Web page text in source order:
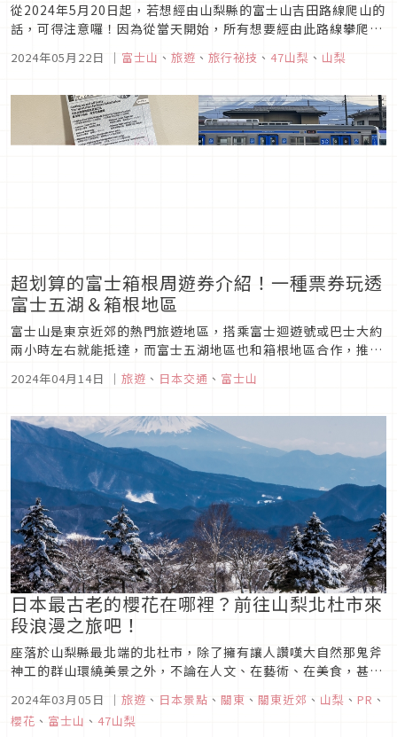
從2024年5月20日起，若想經由山梨縣的富士山吉田路線爬山的
話，可得注意囉！因為從當天開始，所有想要經由此路線攀爬富
出現這樣的規定呢？
2024年05月22日 ｜ 富士山 、 旅遊 、 旅行祕技 、 47山梨 、 山梨
超划算的富士箱根周遊券介紹！一種票券玩透
富士五湖＆箱根地區
富士山是東京近郊的熱門旅遊地區，搭乘富士迴遊號或巴士大約
兩小時左右就能抵達，而富士五湖地區也和箱根地區合作，推出
乘箱根地區的登山電車、登山纜車、遊船全都在的使用範圍中，
2024年04月14日 ｜ 旅遊 、 日本交通 、 富士山
日本最古老的櫻花在哪裡？前往山梨北杜市來
段浪漫之旅吧！
座落於山梨縣最北端的北杜市，除了擁有讓人讚嘆大自然那鬼斧
神工的群山環繞美景之外，不論在人文、在藝術、在美食，甚至
塊令人嚮往的旅遊勝地究竟有著怎麼樣的魅力吧！
2024年03月05日 ｜ 旅遊 、 日本景點 、 關東 、 關東近郊 、 山梨 、 PR 、
櫻花 、 富士山 、 47山梨